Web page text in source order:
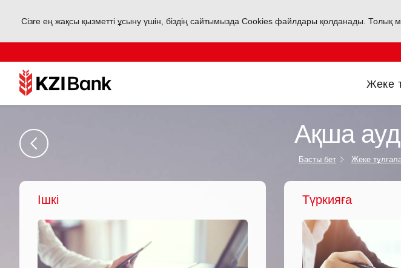
Сізге ең жақсы қызметті ұсыну үшін, біздің сайтымызда Cookies файлдары қолданады. Толық
Жеке
Ақша
Басты бет Жеке
Ішкі Түркияға